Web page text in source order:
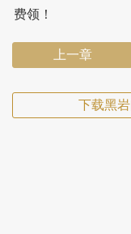
费领！
上一章
下载黑